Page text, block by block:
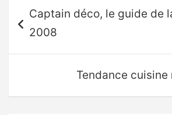
de
l’article
Captain déco, le guide de
2008
Tendance cuisine